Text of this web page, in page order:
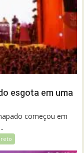
esgota em uma
começou em